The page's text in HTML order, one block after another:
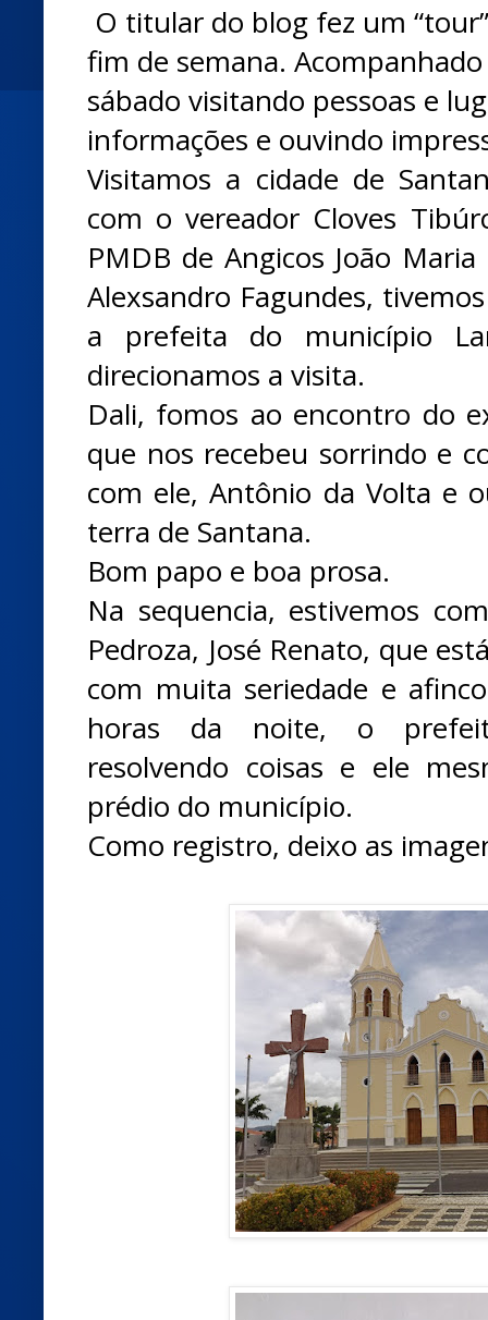
O titular do blog fez um
fim de semana.
sábado visitando pessoas e
informações e ouvindo
Visitamos a cidade de
com o vereador Cloves
PMDB de Angicos João
Alexsandro Fagundes,
a prefeita do município
direcionamos a visita.
Dali, fomos ao encontro do
que nos recebeu sorrindo e
com ele, Antônio da Volta e
terra de Santana.
Bom papo e boa prosa.
Na sequencia, estivemos
Pedroza, José Renato, que
com muita seriedade e
horas da noite, o
resolvendo coisas e ele
prédio do município.
Como registro, deixo as